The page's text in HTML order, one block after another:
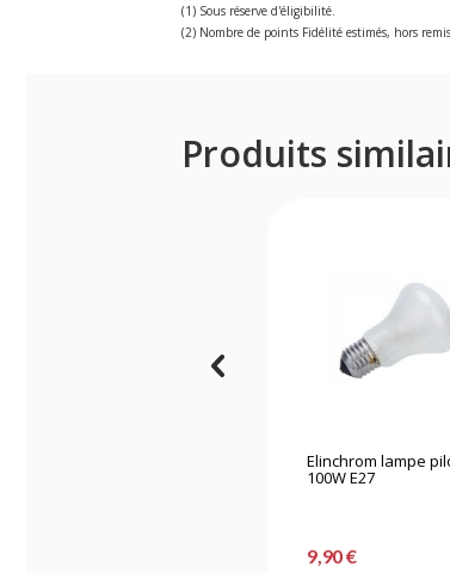
(1) Sous réserve d'éligibilité.
(2) Nombre de points Fidélité estimés, hors
Produits
Elinchrom lampe
100W E27
9,90 €